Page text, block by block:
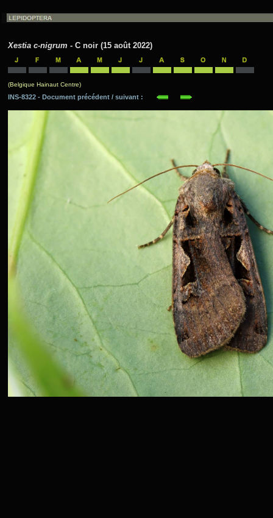
Xestia c-nigrum - C noir (15 août 2022)
(Belgique Hainaut Centre)
INS-8322 - Document précédent / suivant :